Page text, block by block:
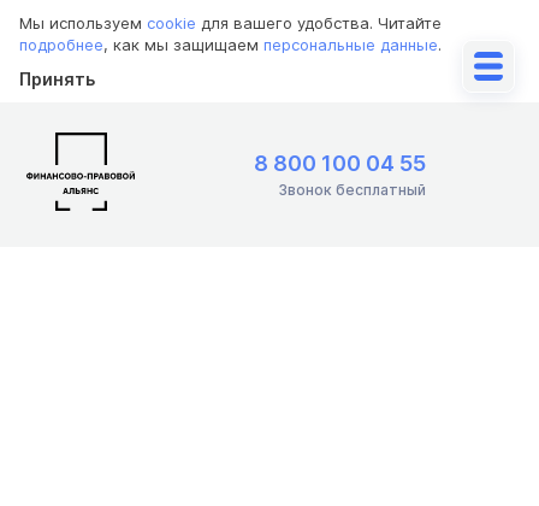
Мы используем cookie для вашего удобства. Читайте
подробнее, как мы защищаем персональные данные.
Принять
8 800 100 04 55
Звонок бесплатный